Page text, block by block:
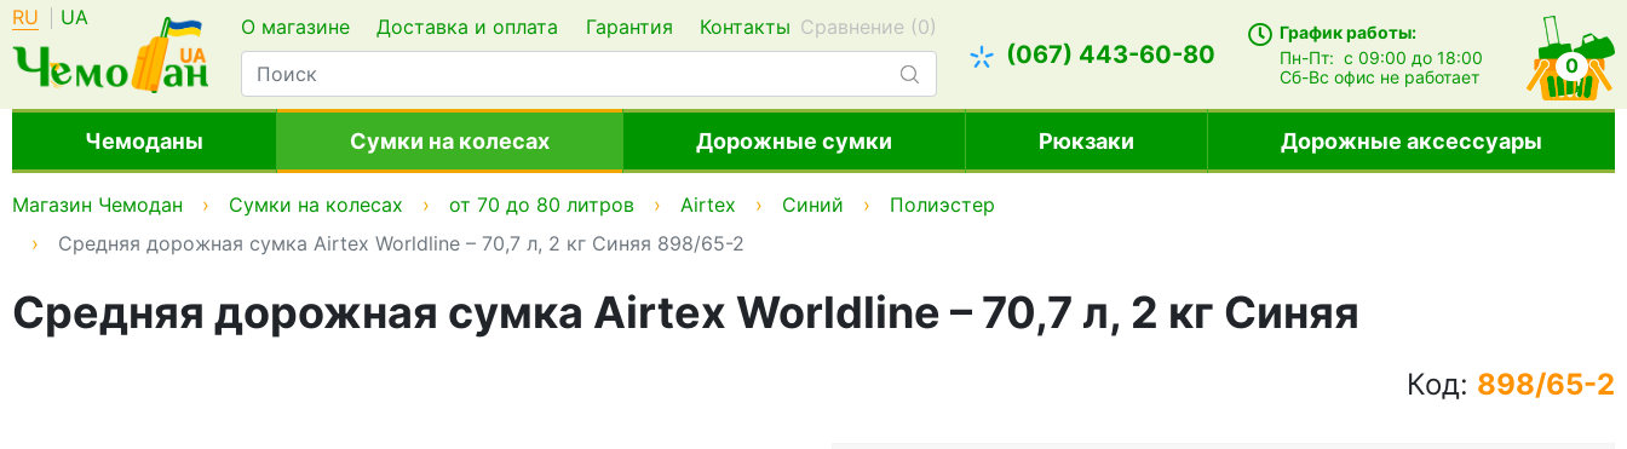
RU UA О магазине Доставка и оплата Гарантия Контакты Сравнение (0)
(067) 443-60-80
График работы:
Пн-Пт:с 09:00 до 18:00
Сб-Всофис не работает 0
Чемоданы Сумки на колесах Дорожные сумки Рюкзаки Дорожные аксессуары
Магазин Чемодан Сумки на колесах от 70 до 80 литров Airtex Синий
Полиэстер
Средняя дорожная сумка Airtex Worldline – 70,7 л, 2 кг Синяя 898/65-2
Средняя дорожная сумка Airtex Worldline – 70,7 л, 2 кг Синяя
Код: 898/65-2